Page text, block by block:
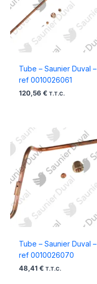
Tube – Saunier Duval –
ref 0010026061
120,56 € T.T.C.
Tube – Saunier Duval –
ref 0010026070
48,41 € T.T.C.